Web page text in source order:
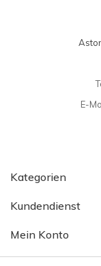
E-
Kategorien
Kundendienst
Mein Konto